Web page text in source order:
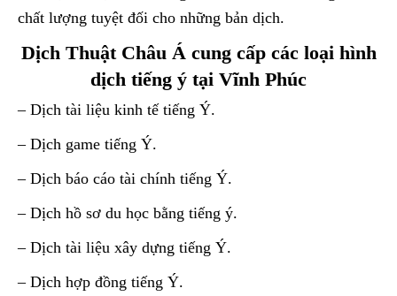
chất lượng tuyệt đối cho những bản dịch.
Dịch Thuật Châu Á cung cấp các loại hình
dịch tiếng ý tại Vĩnh Phúc
– Dịch tài liệu kinh tế tiếng Ý.
– Dịch game tiếng Ý.
– Dịch báo cáo tài chính tiếng Ý.
– Dịch hồ sơ du học bằng tiếng ý.
– Dịch tài liệu xây dựng tiếng Ý.
– Dịch hợp đồng tiếng Ý.